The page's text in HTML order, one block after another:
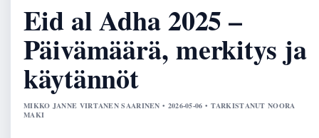
Eid al Adha 2025 –
Päivämäärä, merkitys ja
käytännöt
MIKKO JANNE VIRTANEN SAARINEN • 2026-05-06 • TARKISTANUT NOORA
MAKI